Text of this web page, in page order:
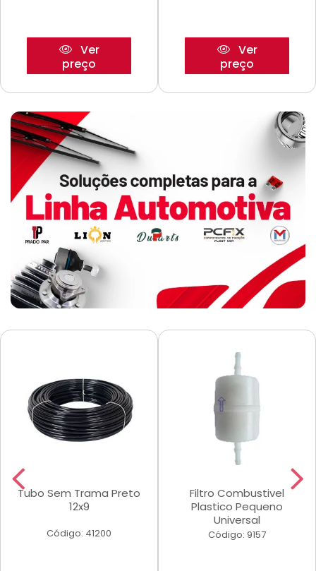
Ver
preço
Ver
preço
Tubo Sem Trama Preto
12x9
Código: 41200
Filtro Combustivel
Plastico Pequeno
Universal
Código: 9157